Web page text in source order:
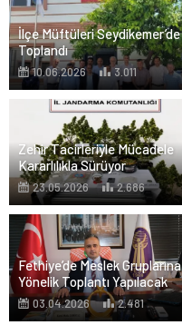
İlçe Müftüleri Seydikemer’de
Toplandı
10.06.2026 3.011
Zehir Tacirleriyle Mücadele
Kararlılıkla Sürüyor
23.05.2026 2.686
Fethiye’de Meslek Gruplarına
Yönelik Toplantı Yapılacak
03.04.2026 2.481